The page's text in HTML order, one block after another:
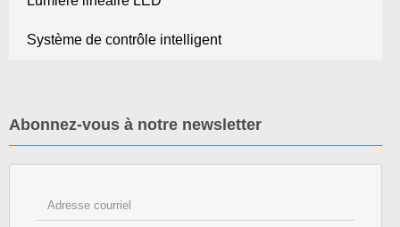
Système de contrôle intelligent
Abonnez-vous à notre newsletter